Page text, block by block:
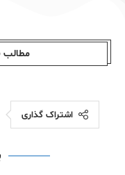
مطالب
اشتراک گذاری